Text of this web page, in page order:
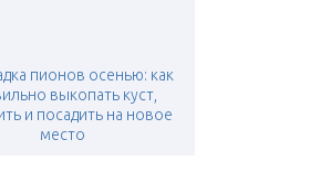
пионов осенью: как
выкопать куст,
и посадить на новое
место